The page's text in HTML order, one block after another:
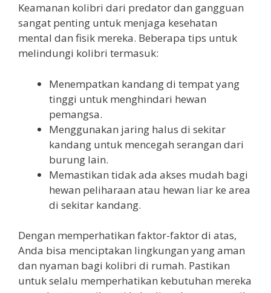
Keamanan kolibri dari predator dan gangguan
sangat penting untuk menjaga kesehatan
mental dan fisik mereka. Beberapa tips untuk
melindungi kolibri termasuk:
Menempatkan kandang di tempat yang
tinggi untuk menghindari hewan
pemangsa.
Menggunakan jaring halus di sekitar
kandang untuk mencegah serangan dari
burung lain.
Memastikan tidak ada akses mudah bagi
hewan peliharaan atau hewan liar ke area
di sekitar kandang.
Dengan memperhatikan faktor-faktor di atas,
Anda bisa menciptakan lingkungan yang aman
dan nyaman bagi kolibri di rumah. Pastikan
untuk selalu memperhatikan kebutuhan mereka